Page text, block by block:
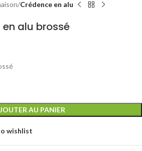
Crédence en alu
alu brossé
AU PANIER
wishlist